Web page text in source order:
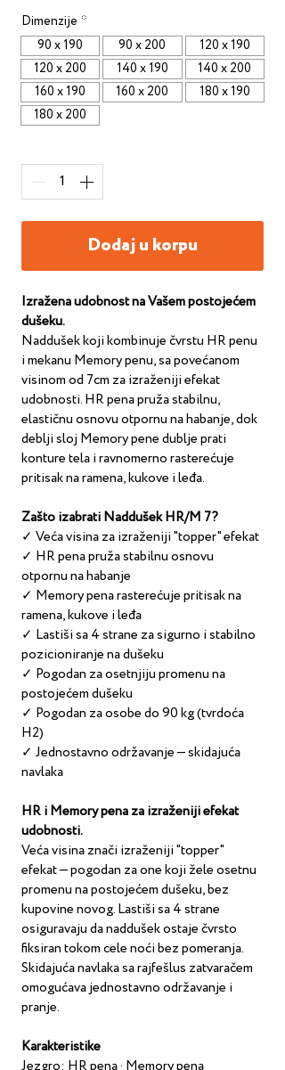
Dimenzije *
90 x 190
90 x 200
120 x 190
120 x 200
140 x 190
140 x 200
160 x 190
160 x 200
180 x 190
180 x 200
Dodaj u korpu
Izražena udobnost na Vašem postojećem
dušeku.
Naddušek koji kombinuje čvrstu HR penu
i mekanu Memory penu, sa povećanom
visinom od 7cm za izraženiji efekat
udobnosti. HR pena pruža stabilnu,
elastičnu osnovu otpornu na habanje, dok
deblji sloj Memory pene dublje prati
konture tela i ravnomerno rasterećuje
pritisak na ramena, kukove i leđa.
Zašto izabrati Naddušek HR/M 7?
✓ Veća visina za izraženiji "topper" efekat
✓ HR pena pruža stabilnu osnovu
otpornu na habanje
✓ Memory pena rasterećuje pritisak na
ramena, kukove i leđa
✓ Lastiši sa 4 strane za sigurno i stabilno
pozicioniranje na dušeku
✓ Pogodan za osetnjiju promenu na
postojećem dušeku
✓ Pogodan za osobe do 90 kg (tvrdoća
H2)
✓ Jednostavno održavanje — skidajuća
navlaka
HR i Memory pena za izraženiji efekat
udobnosti.
Veća visina znači izraženiji "topper"
efekat — pogodan za one koji žele osetnu
promenu na postojećem dušeku, bez
kupovine novog. Lastiši sa 4 strane
osiguravaju da naddušek ostaje čvrsto
fiksiran tokom cele noći bez pomeranja.
Skidajuća navlaka sa rajfešlus zatvaračem
omogućava jednostavno održavanje i
pranje.
Karakteristike